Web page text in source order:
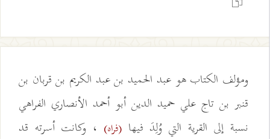
ومؤلف الكتاب هو عبد الحميد بن عبد الكريم بن قربان بن
قنبر بن تاج علي حميد الدين أبو أحمد الأنصاري الفراهي
نسبة إلى القرية التي وُلِدَ فيها(فراه) ، وكانت أسرته قد